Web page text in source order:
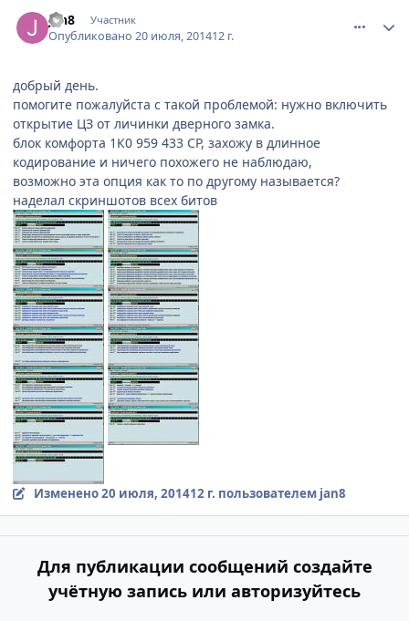
jan8 Участник
Опубликовано20 июля, 201412 г.
добрый день.
помогите пожалуйста с такой проблемой: нужно включить
открытие ЦЗ от личинки дверного замка.
блок комфорта 1К0 959 433 СР, захожу в длинное
кодирование и ничего похожего не наблюдаю,
возможно эта опция как то по другому называется?
наделал скриншотов всех битов
Изменено20 июля, 201412 г. пользователем jan8
Для публикации сообщений создайте
учётную запись или авторизуйтесь